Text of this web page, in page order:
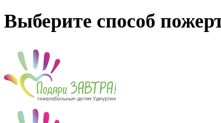
Выберите способ